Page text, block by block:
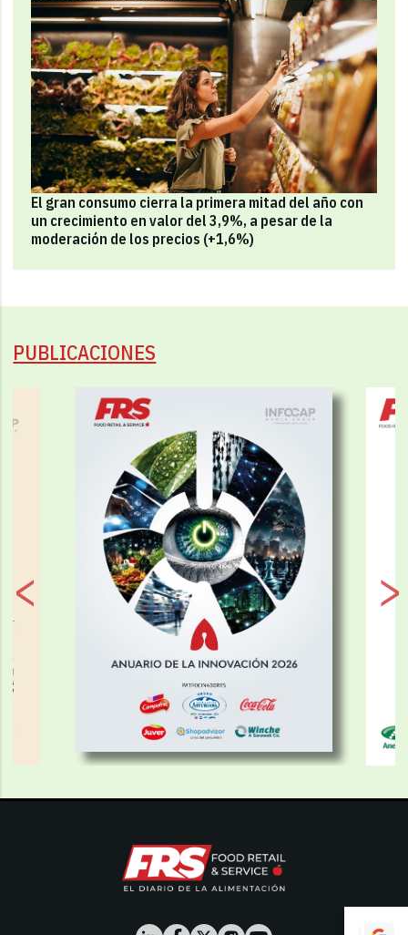
El gran consumo cierra la primera mitad del año con
un crecimiento en valor del 3,9%, a pesar de la
moderación de los precios (+1,6%)
PUBLICACIONES